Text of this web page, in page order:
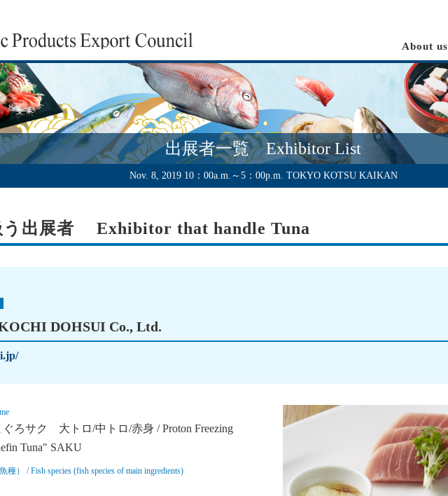
About us
出展者一覧 Exhibitor List
Nov. 8, 2019 10：00a.m.～5：00p.m. TOKYO KOTSU KAIKAN
う出展者 Exhibitor that handle Tuna
DOHSUI Co., Ltd.
ろサク 大トロ/中トロ/赤身 / Proton Freezing
Tuna" SAKU
） / Fish species (fish species of main ingredients)